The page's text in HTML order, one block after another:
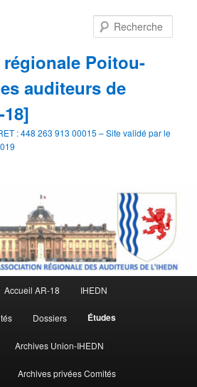
Poitou-
auditeurs de
: 448 263 913 00015 – Site validé par le
Accueil AR-18 IHEDN
Dossiers Études
Archives Union-IHEDN
Archives privées Comités